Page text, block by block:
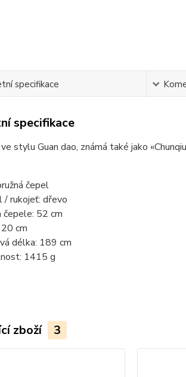
specifikace
specifikace
stylu Guan dao, známá také jako
čepel
/ rukojeť: dřevo
čepele: 52 cm
cm
délka: 189 cm
1415 g
zboží 3